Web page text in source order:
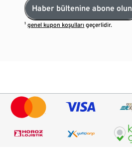
Haber bültenine abone olun
¹genel kupon koşulları geçerlidir.